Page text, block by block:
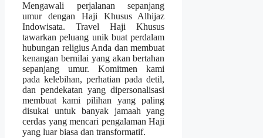
Mengawali perjalanan sepanjang
umur dengan Haji Khusus Alhijaz
Indowisata. Travel Haji Khusus
tawarkan peluang unik buat perdalam
hubungan religius Anda dan membuat
kenangan bernilai yang akan bertahan
sepanjang umur. Komitmen kami
pada kelebihan, perhatian pada detil,
dan pendekatan yang dipersonalisasi
membuat kami pilihan yang paling
disukai untuk banyak jamaah yang
cerdas yang mencari pengalaman Haji
yang luar biasa dan transformatif.